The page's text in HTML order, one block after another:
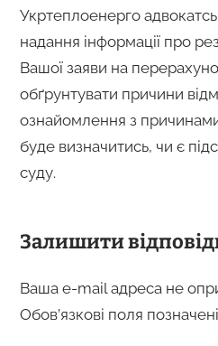
Укртеплоенерго
надання інформації про
Вашої заяви на
обґрунтувати причини
ознайомлення з
буде визначитись, чи є
суду.
Залишити
Ваша e-mail адреса не
Обов’язкові поля позначені